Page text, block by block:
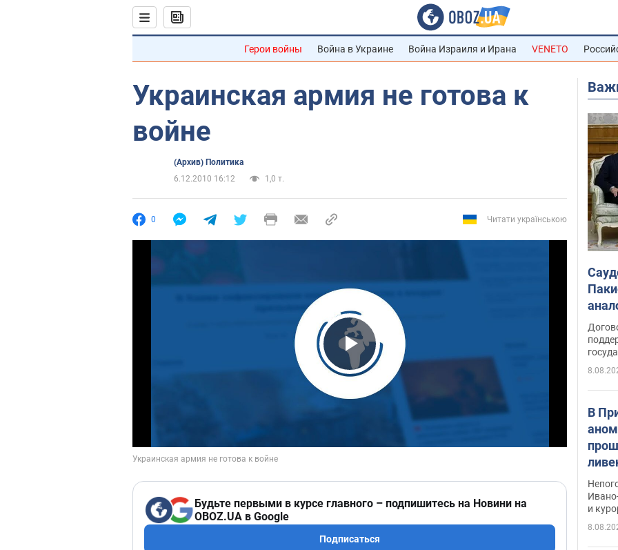
Герои войны Война в Украине Война Израиля и Ирана VENETO
Украинская армия не готова к
войне
(Архив) Политика
6.12.2010 16:12
1,0 т.
0 Читати українською
Play Video
Будьте первыми в курсе главного – подпишитесь на Новини на
OBOZ.UA в Google
Подписаться
В
и